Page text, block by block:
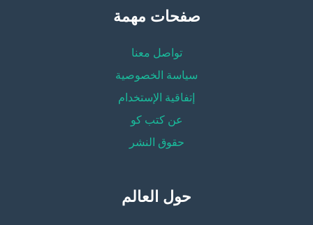
صفحات مهمة
تواصل معنا
سياسة الخصوصية
إتفاقية الإستخدام
عن كتب كو
حقوق النشر
حول العالم